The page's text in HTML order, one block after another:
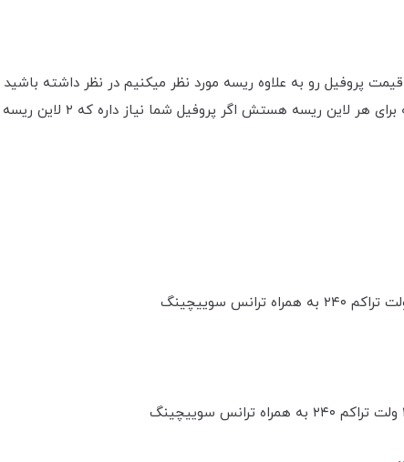
پروفیل رو به علاوه ریسه مورد نظر میکنیم در نظر داشته
میتونیم از یک لاین تا ۶ لاین ریسه کار